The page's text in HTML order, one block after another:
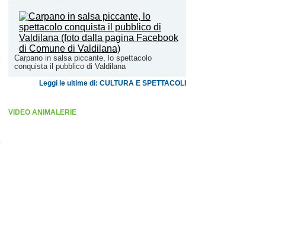
Carpano in salsa piccante, lo spettacolo
conquista il pubblico di Valdilana
Leggi le ultime di: CULTURA E SPETTACOLI
VIDEO ANIMALERIE